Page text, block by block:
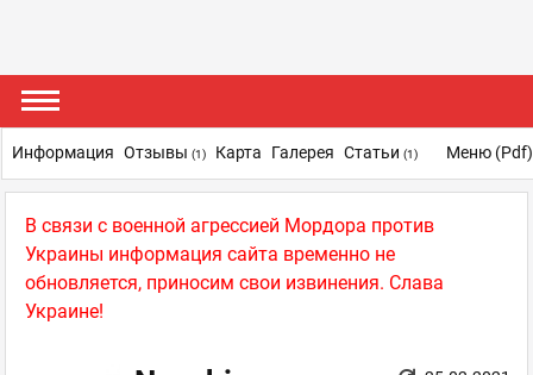
В связи с военной агрессией Мордора против
Украины информация сайта временно не
обновляется, приносим свои извинения. Слава
Украине!
Информация Отзывы (1) Карта Галерея Статьи (1) Меню